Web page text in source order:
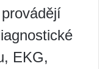
EKG,